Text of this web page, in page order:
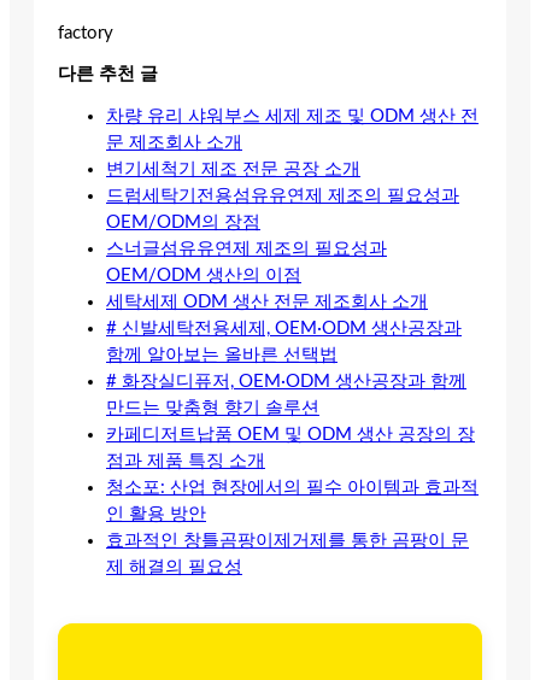
factory
다른 추천 글
차량 유리 샤워부스 세제 제조 및 ODM 생산 전
문 제조회사 소개
변기세척기 제조 전문 공장 소개
드럼세탁기전용섬유유연제 제조의 필요성과
OEM/ODM의 장점
스너글섬유유연제 제조의 필요성과
OEM/ODM 생산의 이점
세탁세제 ODM 생산 전문 제조회사 소개
# 신발세탁전용세제, OEM·ODM 생산공장과
함께 알아보는 올바른 선택법
# 화장실디퓨저, OEM·ODM 생산공장과 함께
만드는 맞춤형 향기 솔루션
카페디저트납품 OEM 및 ODM 생산 공장의 장
점과 제품 특징 소개
청소포: 산업 현장에서의 필수 아이템과 효과적
인 활용 방안
효과적인 창틀곰팡이제거제를 통한 곰팡이 문
제 해결의 필요성